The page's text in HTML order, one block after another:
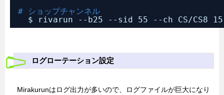
# ショップチャンネル
$ rivarun --b25 --sid 55 --ch CS/CS8
ログローテーション設定
Mirakurunはログ出力が多いので、ログファイルが巨大になり